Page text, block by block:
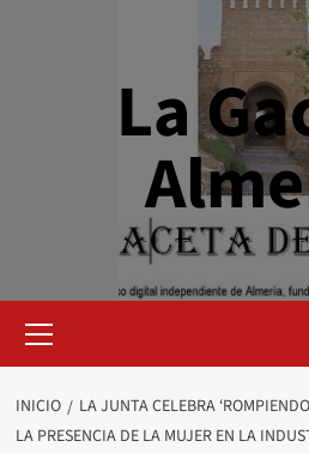
La
primario
INICIO
LA JUNTA CELEBRA
LA PRESENCIA DE LA MUJER EN LA